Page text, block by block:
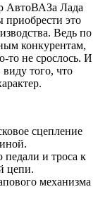
АвтоВАЗа Лада
это
Ведь по
конкурентам,
то не срослось. И
того, что
сцепление
и троса к
цепи.
механизма